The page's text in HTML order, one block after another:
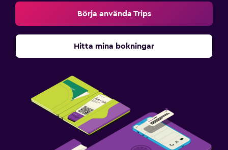
Börja använda Trips
Hitta mina bokningar